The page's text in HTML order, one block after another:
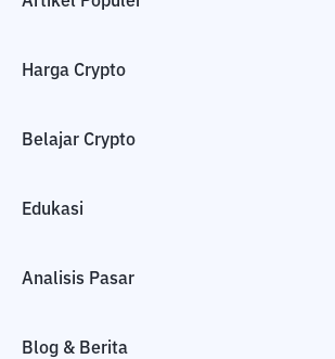
Harga Crypto
Belajar Crypto
Edukasi
Analisis Pasar
Blog & Berita